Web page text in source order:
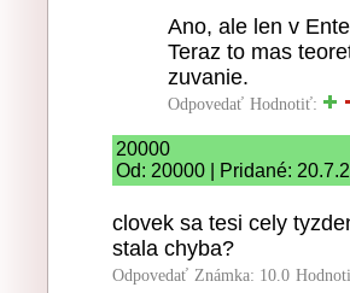
Ano, ale len v
Teraz to mas
zuvanie.
Odpovedať Hodnotiť:
20000
Od: 20000 | Pridané:
clovek sa tesi cely
stala chyba?
Odpovedať Známka: 10.0